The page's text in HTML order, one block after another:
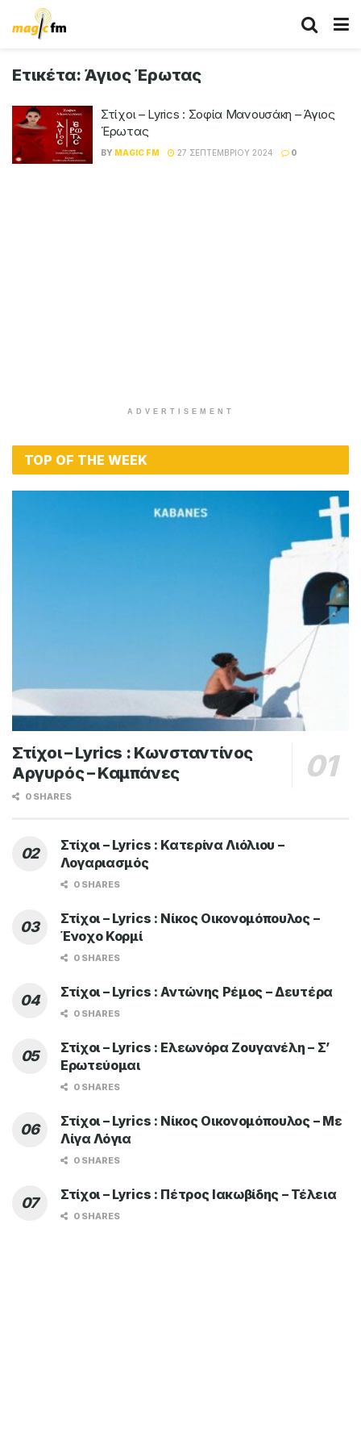
Ετικέτα: Άγιος Έρωτας
Στίχοι – Lyrics : Σοφία Μανουσάκη – Άγιος
Έρωτας
BY MAGIC FM 27 ΣΕΠΤΕΜΒΡΊΟΥ 2024 0
ADVERTISEMENT
TOP OF THE WEEK
Στίχοι – Lyrics : Κωνσταντίνος
Αργυρός – Καμπάνες
0 SHARES
Στίχοι – Lyrics : Κατερίνα Λιόλιου –
Λογαριασμός
0 SHARES
Στίχοι – Lyrics : Νίκος Οικονομόπουλος –
Ένοχο Κορμί
0 SHARES
Στίχοι – Lyrics : Αντώνης Ρέμος – Δευτέρα
0 SHARES
Στίχοι – Lyrics : Ελεωνόρα Ζουγανέλη – Σ’
Ερωτεύομαι
0 SHARES
Στίχοι – Lyrics : Νίκος Οικονομόπουλος – Με
Λίγα Λόγια
0 SHARES
Στίχοι – Lyrics : Πέτρος Ιακωβίδης – Τέλεια
0 SHARES